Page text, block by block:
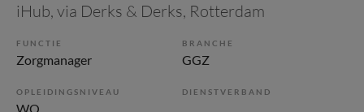
iHub, via Derks & Derks, Rotterdam
FUNCTIE
Zorgmanager
BRANCHE
GGZ
OPLEIDINGSNIVEAU
WO
DIENSTVERBAND